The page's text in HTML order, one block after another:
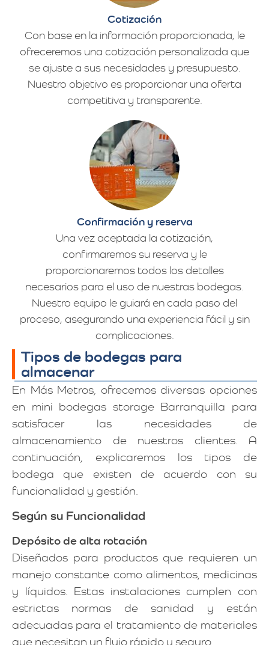
Cotización
Con base en la información proporcionada, le
ofreceremos una cotización personalizada que
se ajuste a sus necesidades y presupuesto.
Nuestro objetivo es proporcionar una oferta
competitiva y transparente.
Confirmación y reserva
Una vez aceptada la cotización,
confirmaremos su reserva y le
proporcionaremos todos los detalles
necesarios para el uso de nuestras bodegas.
Nuestro equipo le guiará en cada paso del
proceso, asegurando una experiencia fácil y sin
complicaciones.
Tipos de bodegas para
almacenar
En Más Metros, ofrecemos diversas opciones
en mini bodegas storage Barranquilla para
satisfacer las necesidades de
almacenamiento de nuestros clientes. A
continuación, explicaremos los tipos de
bodega que existen de acuerdo con su
funcionalidad y gestión.
Según su Funcionalidad
Depósito de alta rotación
Diseñados para productos que requieren un
manejo constante como alimentos, medicinas
y líquidos. Estas instalaciones cumplen con
estrictas normas de sanidad y están
adecuadas para el tratamiento de materiales
que necesitan un flujo rápido y seguro.